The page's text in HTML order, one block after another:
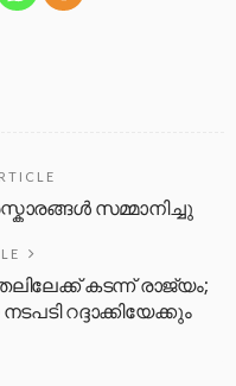
സമ്മാനിച്ചു
കടന്ന് രാജ്യം;
റദ്ദാക്കിയേക്കും